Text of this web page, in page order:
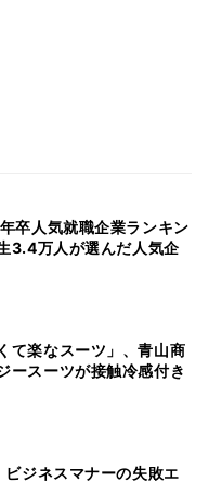
卒人気就職企業ランキン
3.4万人が選んだ人気企
て楽なスーツ」、青山商
ースーツが接触冷感付き
ジネスマナーの失敗エ